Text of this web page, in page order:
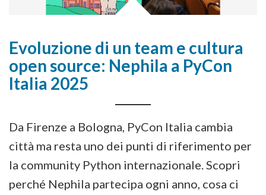
Evoluzione di un team e cultura
open source: Nephila a PyCon
Italia 2025
Da Firenze a Bologna, PyCon Italia cambia
città ma resta uno dei punti di riferimento per
la community Python internazionale. Scopri
perché Nephila partecipa ogni anno, cosa ci